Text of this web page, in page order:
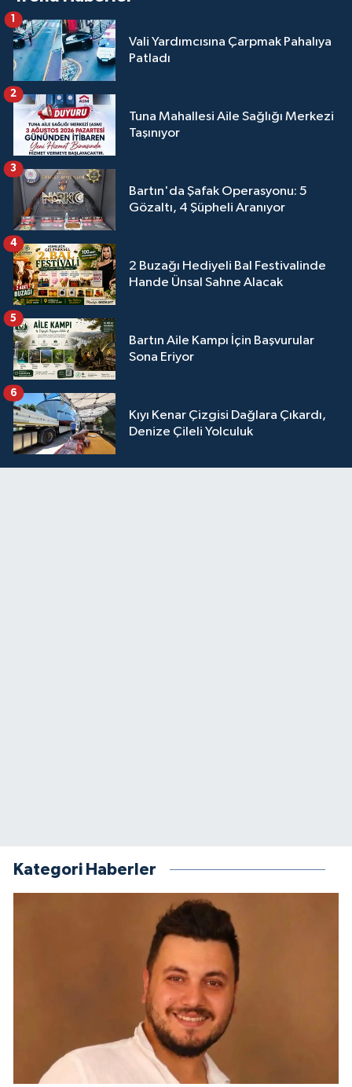
Vali Yardımcısına Çarpmak Pahalıya
Patladı
Tuna Mahallesi Aile Sağlığı Merkezi
Taşınıyor
2
Bartın'da Şafak Operasyonu: 5
Gözaltı, 4 Şüpheli Aranıyor
3
2 Buzağı Hediyeli Bal Festivalinde
Hande Ünsal Sahne Alacak
4
Bartın Aile Kampı İçin Başvurular
Sona Eriyor
5
Kıyı Kenar Çizgisi Dağlara Çıkardı,
Denize Çileli Yolculuk
6
Kategori Haberler